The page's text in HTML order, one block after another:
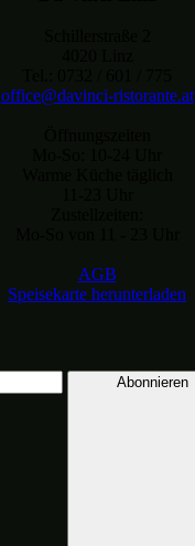
office@davinci-ristorante.at
AGB
Speisekarte herunterladen
Abonnieren